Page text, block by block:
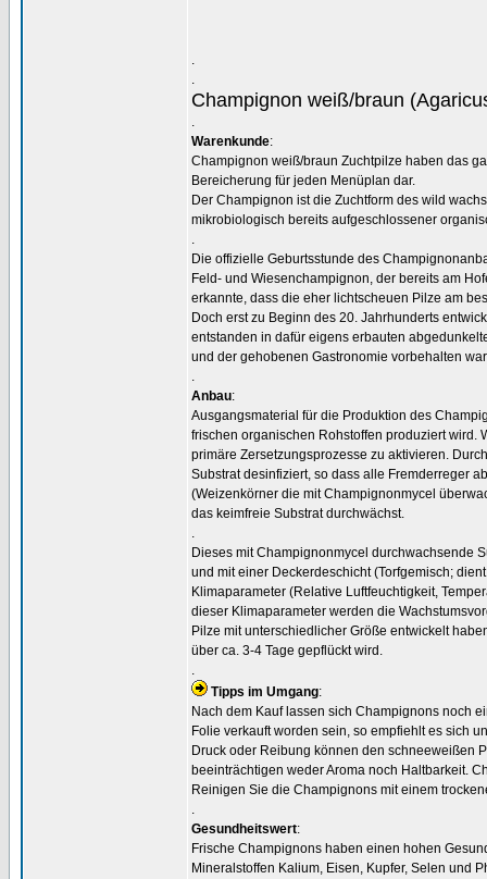
.
.
Champignon weiß/braun
.
Warenkunde:
Champignon weiß/braun Zuchtpilze haben das
Bereicherung für jeden Menüplan dar.
Der Champignon ist die Zuchtform des wild
mikrobiologisch bereits aufgeschlossener
.
Die offizielle Geburtsstunde des
Feld- und Wiesenchampignon, der bereits am
erkannte, dass die eher lichtscheuen Pilze am
Doch erst zu Beginn des 20. Jahrhunderts
entstanden in dafür eigens erbauten
und der gehobenen Gastronomie vorbehalten
.
Anbau:
Ausgangsmaterial für die Produktion des
frischen organischen Rohstoffen produziert wird.
primäre Zersetzungsprozesse zu aktivieren.
Substrat desinfiziert, so dass alle Fremderreger
(Weizenkörner die mit Champignonmycel
das keimfreie Substrat durchwächst.
.
Dieses mit Champignonmycel durchwachsende
und mit einer Deckerdeschicht (Torfgemisch;
Klimaparameter (Relative Luftfeuchtigkeit,
dieser Klimaparameter werden die
Pilze mit unterschiedlicher Größe entwickelt
über ca. 3-4 Tage gepflückt wird.
.
Tipps im Umgang:
Nach dem Kauf lassen sich Champignons noch
Folie verkauft worden sein, so empfiehlt es sich
Druck oder Reibung können den schneeweißen
beeinträchtigen weder Aroma noch Haltbarkeit.
Reinigen Sie die Champignons mit einem
.
Gesundheitswert:
Frische Champignons haben einen hohen
Mineralstoffen Kalium, Eisen, Kupfer, Selen und